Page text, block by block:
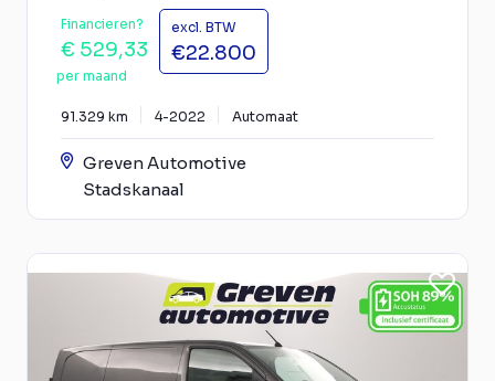
Financieren?
€ 529,33
per maand
excl. BTW
€22.800
91.329 km 4-2022 Automaat
Greven Automotive
Stadskanaal